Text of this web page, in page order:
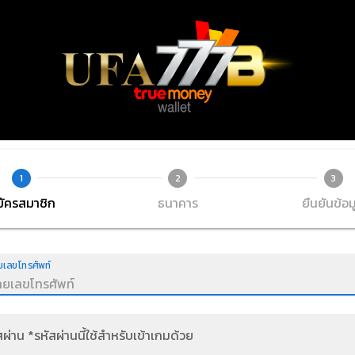
1
ครสมาชิก
2
ธนาคาร
3
ยืนยันข้อ
ลขโทรศัพท์
าน *รหัสผ่านนี้ใช้สำหรับเข้าเกมด้วย